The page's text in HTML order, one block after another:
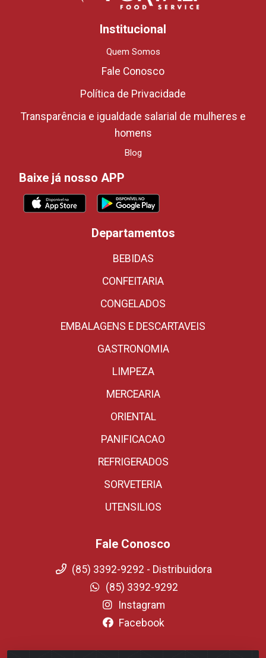
Institucional
Quem Somos
Fale Conosco
Política de Privacidade
Transparência e igualdade salarial de mulheres e
homens
Blog
Baixe já nosso APP
Departamentos
BEBIDAS
CONFEITARIA
CONGELADOS
EMBALAGENS E DESCARTAVEIS
GASTRONOMIA
LIMPEZA
MERCEARIA
ORIENTAL
PANIFICACAO
REFRIGERADOS
SORVETERIA
UTENSILIOS
Fale Conosco
(85) 3392-9292 - Distribuidora
(85) 3392-9292
Instagram
Facebook